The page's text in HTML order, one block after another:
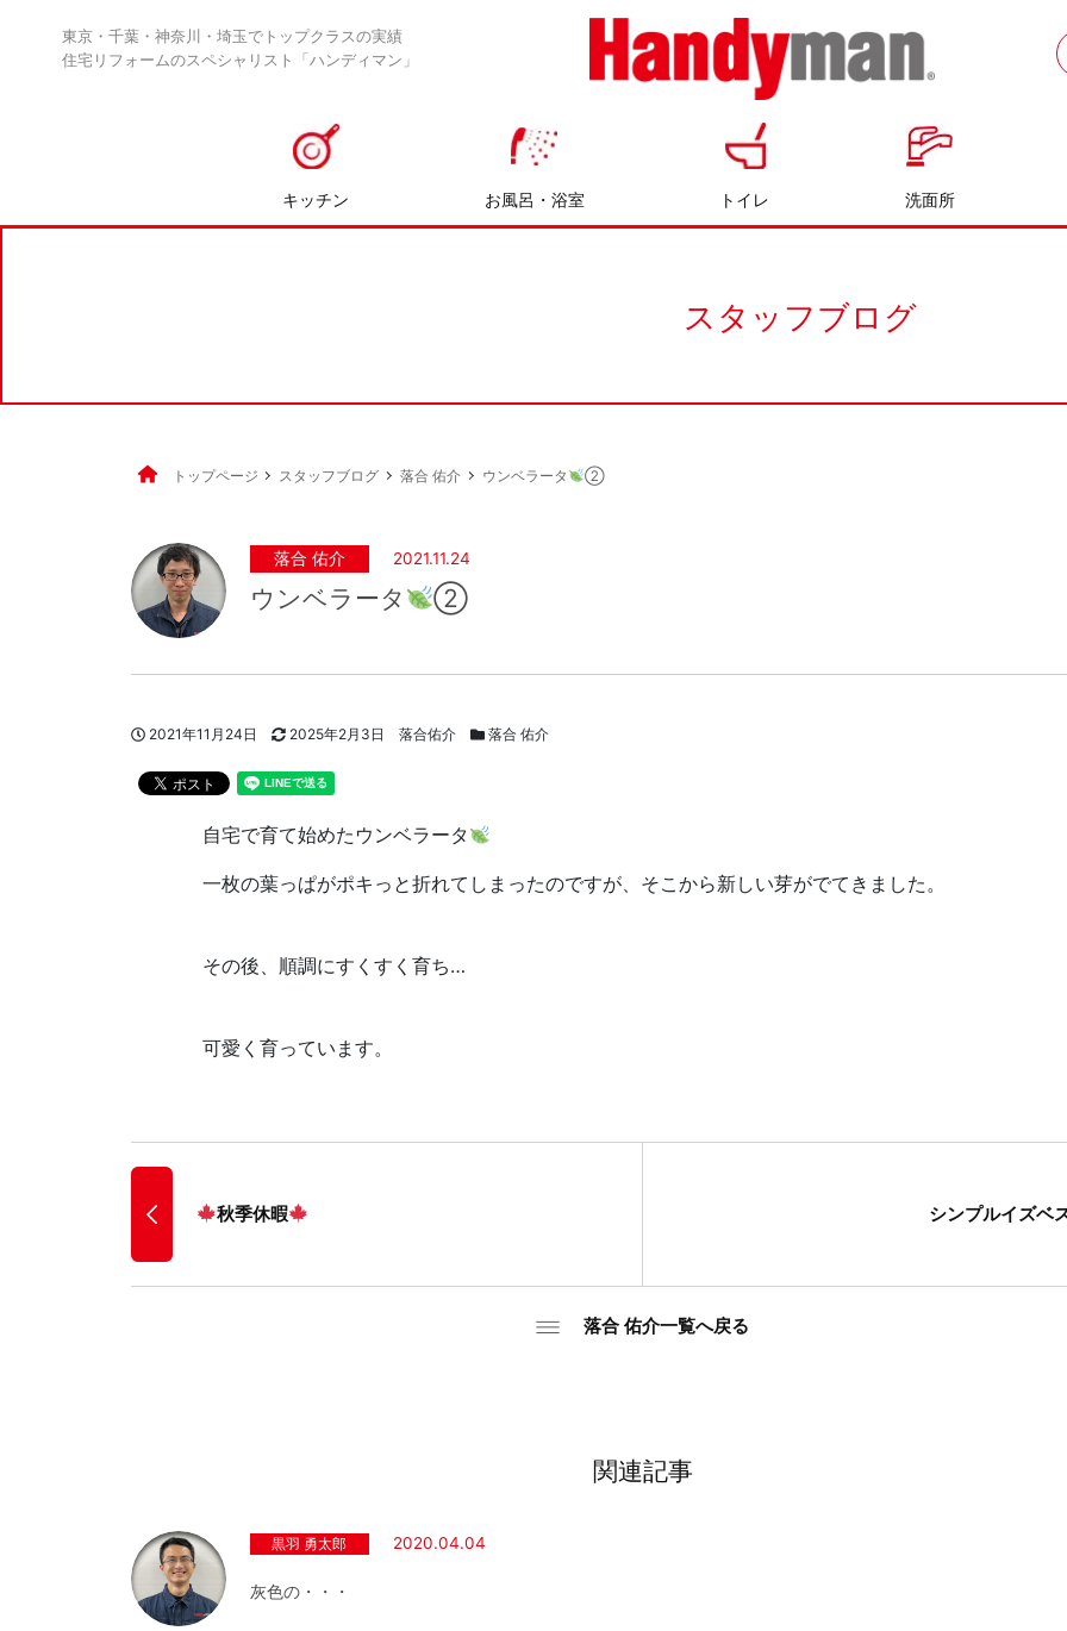
東京・千葉・神奈川・埼玉でトップクラスの実績
住宅リフォームのスペシャリスト「ハンディマン」
お風呂やキッチンのリフォームならハン
キッチン お風呂・浴室 トイレ 洗面所
スタッフブログ
トップページ スタッフブログ 落合 佑介 ウンベラータ ②
落合 佑介 2021.11.24
ウンベラータ ②
投稿日
2021年11月24日 更新日
2025年2月3日 著者
落合佑介 スタッフブログカテゴリー
落合 佑介
自宅で育て始めたウンベラータ
一枚の葉っぱがポキっと折れてしまったのですが、そこから新しい芽がでてきました。
その後、順調にすくすく育ち…
可愛く育っています。
秋季休暇 シンプルイズベ
落合 佑介一覧へ戻る
関連記事
黒羽 勇太郎 2020.04.04
灰色の・・・